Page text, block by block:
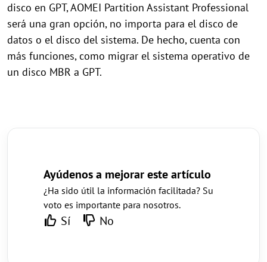
disco en GPT, AOMEI Partition Assistant Professional
será una gran opción, no importa para el disco de
datos o el disco del sistema. De hecho, cuenta con
más funciones, como migrar el sistema operativo de
un disco MBR a GPT.
Ayúdenos a mejorar este artículo
¿Ha sido útil la información facilitada? Su
voto es importante para nosotros.
Sí No